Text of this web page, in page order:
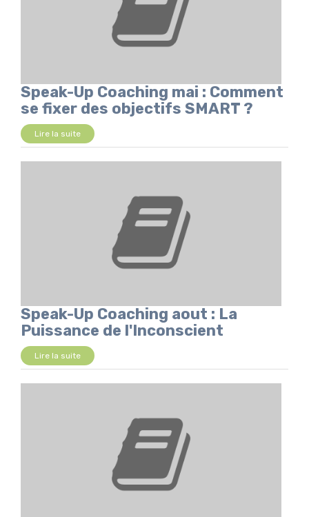
Speak-Up Coaching mai : Comment
se fixer des objectifs SMART ?
Lire la suite
Speak-Up Coaching aout : La
Puissance de l'Inconscient
Lire la suite